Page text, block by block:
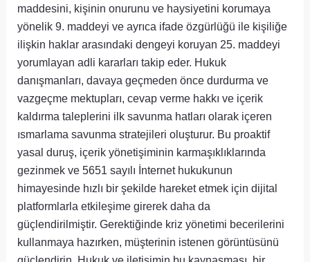
maddesini, kişinin onurunu ve haysiyetini korumaya
yönelik 9. maddeyi ve ayrıca ifade özgürlüğü ile kişiliğe
ilişkin haklar arasındaki dengeyi koruyan 25. maddeyi
yorumlayan adli kararları takip eder. Hukuk
danışmanları, davaya geçmeden önce durdurma ve
vazgeçme mektupları, cevap verme hakkı ve içerik
kaldırma taleplerini ilk savunma hatları olarak içeren
ısmarlama savunma stratejileri oluşturur. Bu proaktif
yasal duruş, içerik yönetişiminin karmaşıklıklarında
gezinmek ve 5651 sayılı İnternet hukukunun
himayesinde hızlı bir şekilde hareket etmek için dijital
platformlarla etkileşime girerek daha da
güçlendirilmiştir. Gerektiğinde kriz yönetimi becerilerini
kullanmaya hazırken, müşterinin istenen görüntüsünü